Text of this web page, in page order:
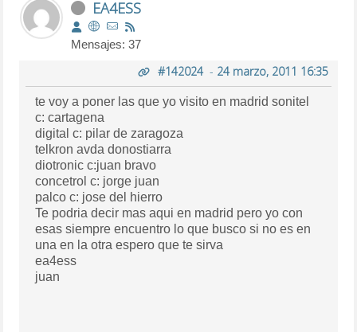
EA4ESS
Mensajes: 37
#142024- 24 marzo, 2011 16:35
te voy a poner las que yo visito en madrid sonitel
c: cartagena
digital c: pilar de zaragoza
telkron avda donostiarra
diotronic c:juan bravo
concetrol c: jorge juan
palco c: jose del hierro
Te podria decir mas aqui en madrid pero yo con
esas siempre encuentro lo que busco si no es en
una en la otra espero que te sirva
ea4ess
juan